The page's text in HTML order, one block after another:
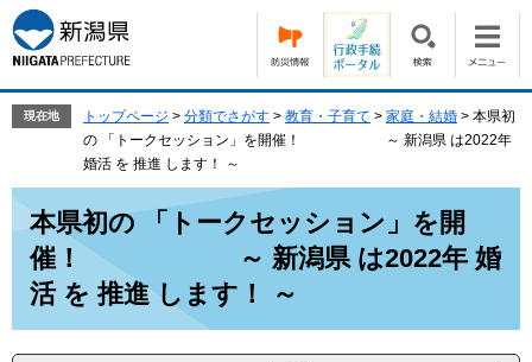
ー
ジ
の
す。
ニ
ュ
ー
し
現在地 トップページ > 分類でさがす > 教育・子育て > 家庭・結婚 > 本県初
の 「トークセッション」を開催！ ～ 新潟県 は2022年
婚活 を 推進 します！ ～
本県初の 「トークセッション」を開
催！ ～ 新潟県 は2022年 婚
活 を 推進 します！ ～